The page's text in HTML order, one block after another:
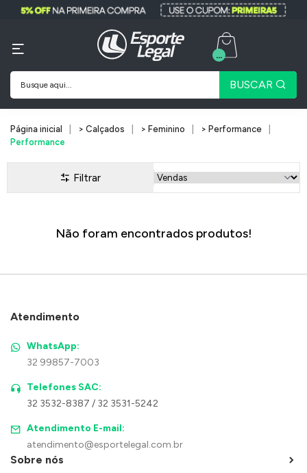
BUSCAR
...
Página inicial > Calçados > Feminino
> Performance
Performance
Filtrar
Não foram encontrados produtos!
Atendimento
WhatsApp:
32 99857-7003
Telefones SAC:
32 3532-8387 / 32 3531-5242
Atendimento E-mail:
atendimento@esportelegal.com.br
Sobre nós